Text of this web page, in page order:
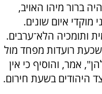
ברור מיהו האויב,
מוקדי איום שונים.
ותומכיה הלא־ערבים.
רועדות מפחד מול
אמר, והוסיף כי אין
היהודים בשעת חירום.